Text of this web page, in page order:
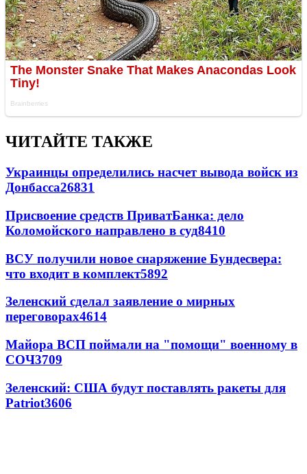
ЧИТАЙТЕ ТАКЖЕ
Украинцы определились насчет вывода войск из
Донбасса26831
Присвоение средств ПриватБанка: дело
Коломойского направлено в суд8410
ВСУ получили новое снаряжение Бундесвера:
что входит в комплект5892
Зеленский сделал заявление о мирных
переговорах4614
Майора ВСП поймали на "помощи" военному в
СОЧ3709
Зеленский: США будут поставлять ракеты для
Patriot3606